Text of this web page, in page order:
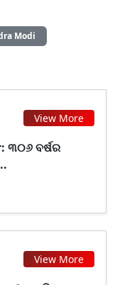
Modi
View More
୩୦୬ ବର୍ଷର
View More